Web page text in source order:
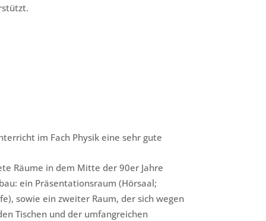
im Fach Physik eine sehr gute
Räume in dem Mitte der 90er Jahre
ein Präsentationsraum (Hörsaal;
sowie ein zweiter Raum, der sich wegen
Tischen und der umfangreichen